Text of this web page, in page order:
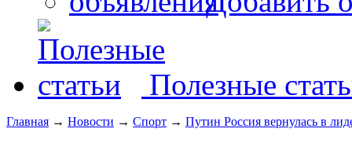
Полезные
Главная → Новости → Спорт → Путин Россия вернулась в